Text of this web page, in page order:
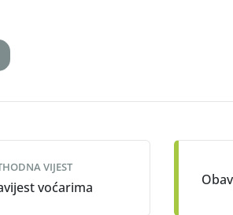
VIJEST
voćarima